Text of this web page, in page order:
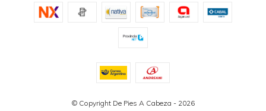
© Copyright De Pies A Cabeza - 2026